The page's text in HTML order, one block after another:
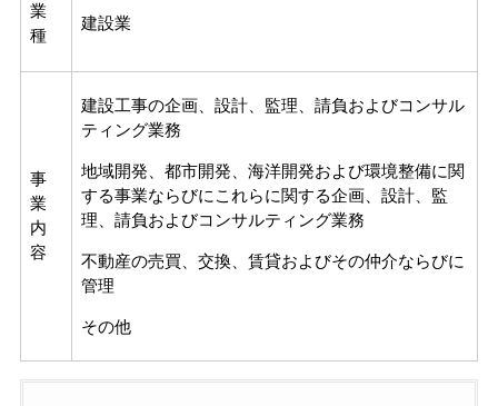
業
種
建設業
事
業
内
容
建設工事の企画、設計、監理、請負およびコンサル
ティング業務
地域開発、都市開発、海洋開発および環境整備に関
する事業ならびにこれらに関する企画、設計、監
理、請負およびコンサルティング業務
不動産の売買、交換、賃貸およびその仲介ならびに
管理
その他